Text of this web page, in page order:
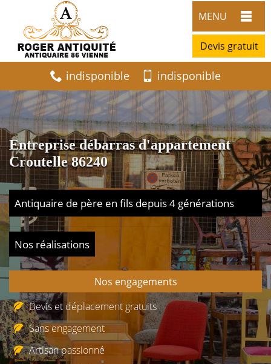
MENU
Devis gratuit
indisponible indisponible
Entreprise débarras d'appartement
Croutelle 86240
Antiquaire de père en fils depuis 4 générations
Nos réalisations
Nos engagements
Devis et déplacement gratuits
Sans engagement
Artisan passionné